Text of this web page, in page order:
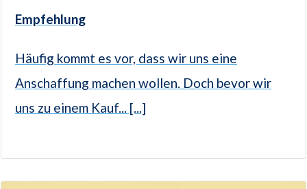
Empfehlung
Häufig kommt es vor, dass wir uns eine
Anschaffung machen wollen. Doch bevor wir
uns zu einem Kauf... [...]